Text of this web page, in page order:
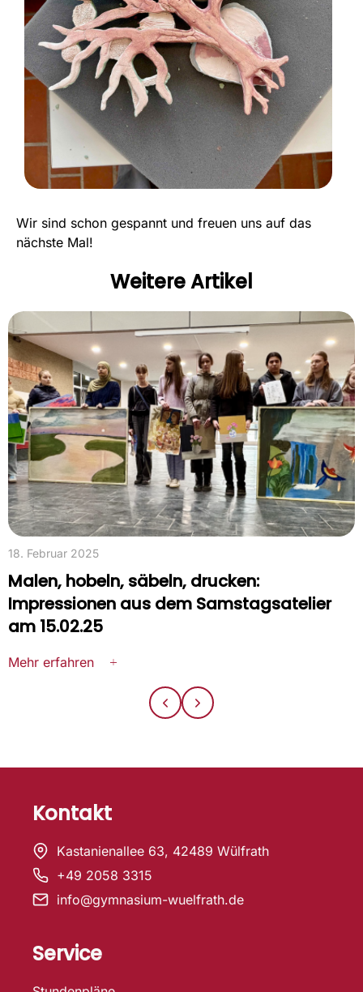
Wir sind schon gespannt und freuen uns auf das
nächste Mal!
Weitere Artikel
18. Februar 2025
Malen, hobeln, säbeln, drucken:
Impressionen aus dem Samstagsatelier
am 15.02.25
Mehr erfahren
Kontakt
Kastanienallee 63, 42489 Wülfrath
+49 2058 3315
info@gymnasium-wuelfrath.de
Service